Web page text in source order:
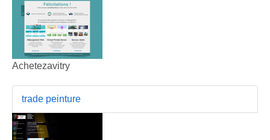
Achetezavitry
trade peinture